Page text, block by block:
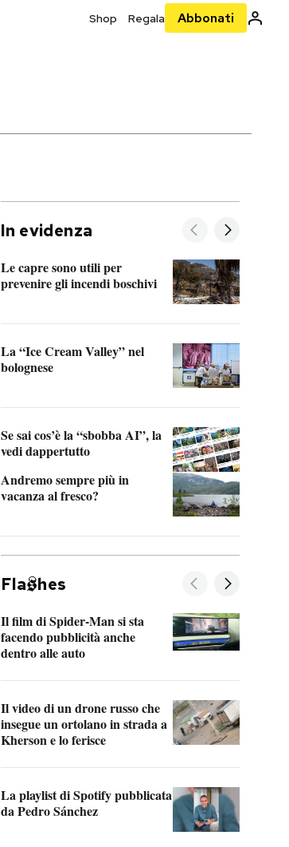
Shop Regala Abbonati
In evidenza
Le capre sono utili per
prevenire gli incendi boschivi
La “Ice Cream Valley” nel
bolognese
Se sai cos’è la “sbobba AI”, la
vedi dappertutto
Andremo sempre più in
vacanza al fresco?
Fla hes
Il film di Spider-Man si sta
facendo pubblicità anche
dentro alle auto
Il video di un drone russo che
insegue un ortolano in strada a
Kherson e lo ferisce
La playlist di Spotify pubblicata
da Pedro Sánchez